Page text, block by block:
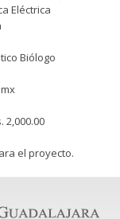
Eléctrica
Biólogo
2,000.00
el proyecto.